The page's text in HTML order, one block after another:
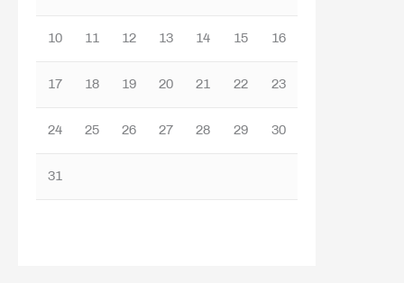
10 11 12 13 14 15 16
17 18 19 20 21 22 23
24 25 26 27 28 29 30
31